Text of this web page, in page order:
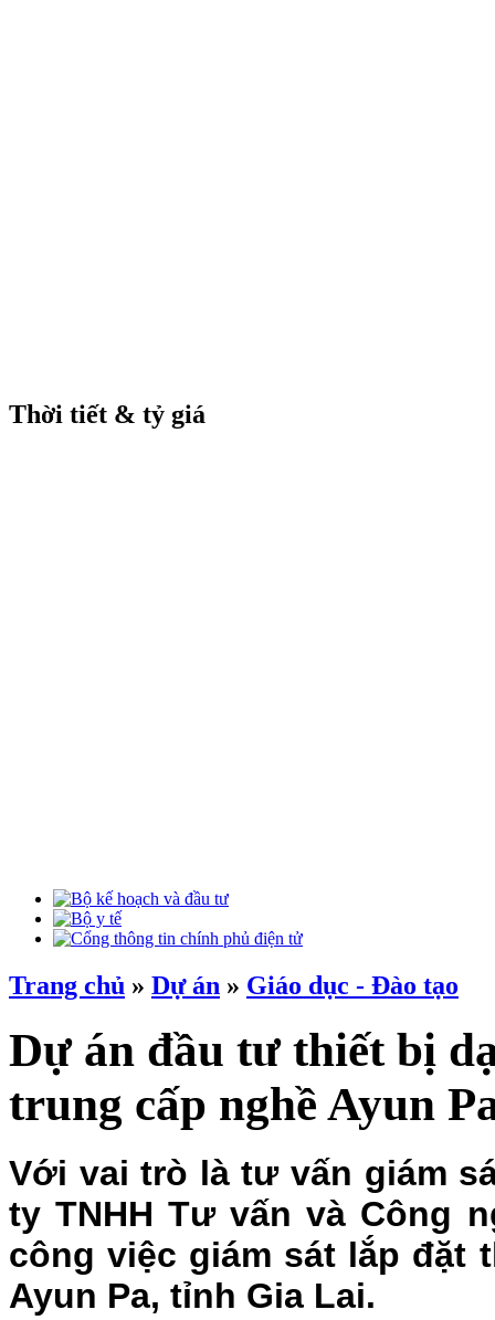
Thời tiết & tỷ giá
Trang chủ » Dự án » Giáo dục - Đào tạo
Dự án đầu tư thiết bị
trung cấp nghề Ayun
Với vai trò là tư vấn giám
ty TNHH Tư vấn và Công
công việc giám sát lắp đặt
Ayun Pa, tỉnh Gia Lai.